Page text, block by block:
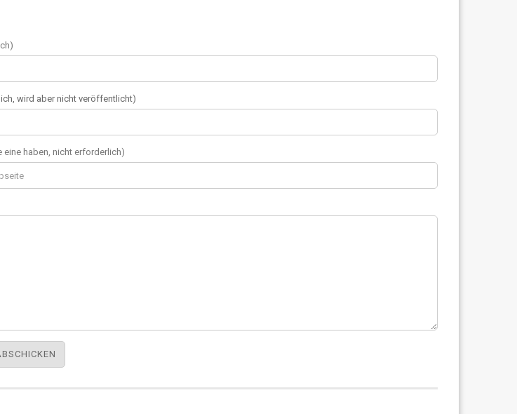
wird aber nicht veröffentlicht)
eine haben, nicht erforderlich)